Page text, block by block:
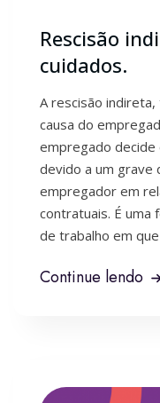
Rescisão
cuidados.
A rescisão indireta,
causa do
empregado
devido a um grave
empregador em
contratuais. É uma
de trabalho em
Continue lendo